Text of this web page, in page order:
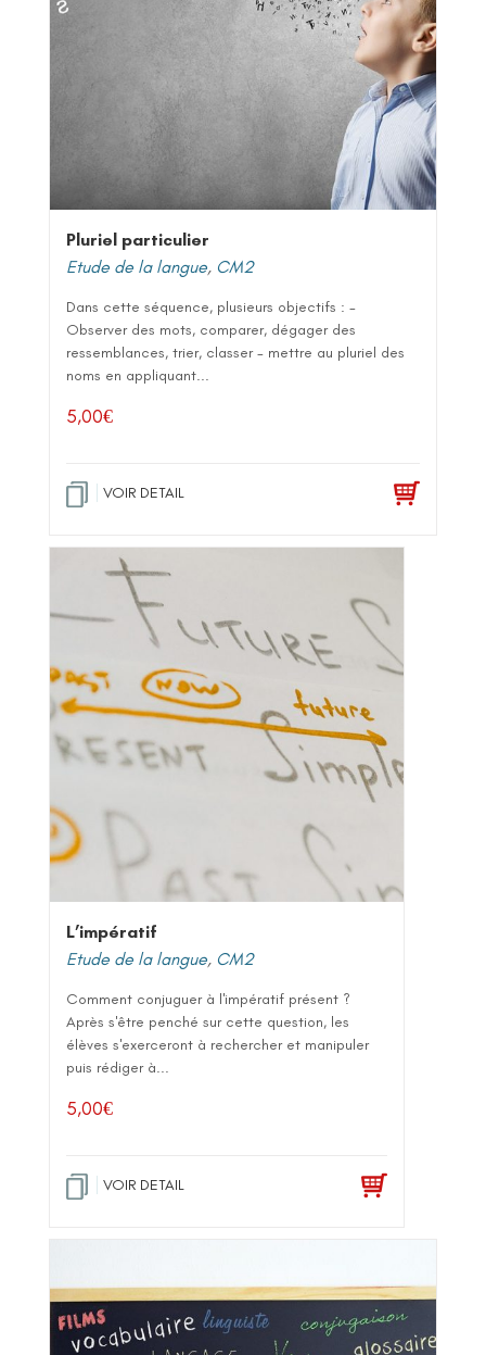
Pluriel particulier
Etude de la langue, CM2
Dans cette séquence, plusieurs objectifs : -
Observer des mots, comparer, dégager des
ressemblances, trier, classer - mettre au pluriel des
noms en appliquant...
5,00€
VOIR DETAIL
L’impératif
Etude de la langue, CM2
Comment conjuguer à l'impératif présent ?
Après s'être penché sur cette question, les
élèves s'exerceront à rechercher et manipuler
puis rédiger à...
5,00€
VOIR DETAIL